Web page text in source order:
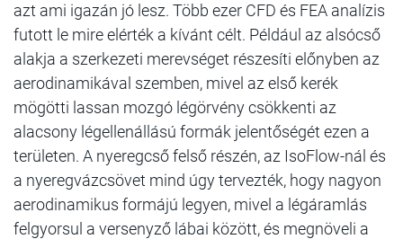
azt ami igazán jó lesz. Több ezer CFD és FEA analízis
futott le mire elérték a kívánt célt. Például az alsócső
alakja a szerkezeti merevséget részesíti előnyben az
aerodinamikával szemben, mivel az első kerék
mögötti lassan mozgó légörvény csökkenti az
alacsony légellenállású formák jelentőségét ezen a
területen. A nyeregcső felső részén, az IsoFlow-nál és
a nyeregvázcsövet mind úgy tervezték, hogy nagyon
aerodinamikus formájú legyen, mivel a légáramlás
felgyorsul a versenyző lábai között, és megnöveli a